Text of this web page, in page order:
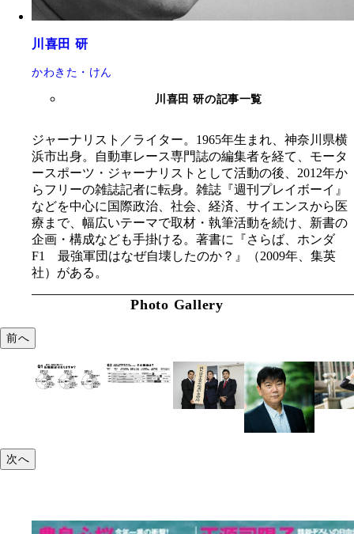
川喜田 研
かわきた・けん
川喜田 研の記事一覧
ジャーナリスト／ライター。1965年生まれ、神奈川県横
浜市出身。自動車レース専門誌の編集者を経て、モータ
ースポーツ・ジャーナリストとして活動の後、2012年か
らフリーの雑誌記者に転身。雑誌『週刊プレイボーイ』
などを中心に国際政治、社会、経済、サイエンスから医
療まで、幅広いテーマで取材・執筆活動を続け、新書の
企画・構成なども手掛ける。著書に『さらば、ホンダ
F1 最強軍団はなぜ自壊したのか？』（2009年、集英
社）がある。
Photo Gallery
前へ
次へ